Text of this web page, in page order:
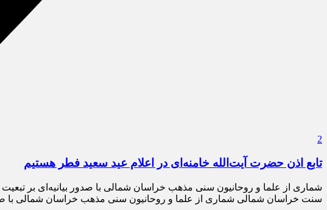
2
تابع اذن حضرت آیت‌الله خامنه‌ای در اعلام عید سعید فطر هستیم
شماری از علما و روحانیون سنی مذهب خراسان شمالی با صدور بیانیه‌ای بر
سنت خراسان شمالی شماری از علما و روحانیون سنی مذهب خراسان شمالی با